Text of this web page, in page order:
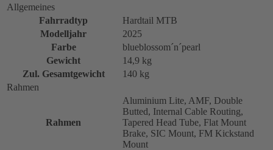
Allgemeines
Fahrradtyp
Hardtail MTB
Modelljahr
2025
Farbe
blueblossom´n´pearl
Gewicht
14,9 kg
Zul. Gesamtgewicht
140 kg
Rahmen
Rahmen
Aluminium Lite, AMF, Double
Butted, Internal Cable Routing,
Tapered Head Tube, Flat Mount
Brake, SIC Mount, FM Kickstand
Mount